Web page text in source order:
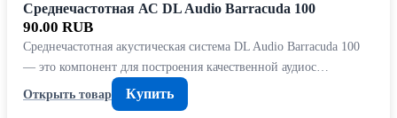
Среднечастотная АС DL Audio Barracuda 100
90.00 RUB
Среднечастотная акустическая система DL Audio Barracuda 100
— это компонент для построения качественной аудиос…
Открыть товар
Купить